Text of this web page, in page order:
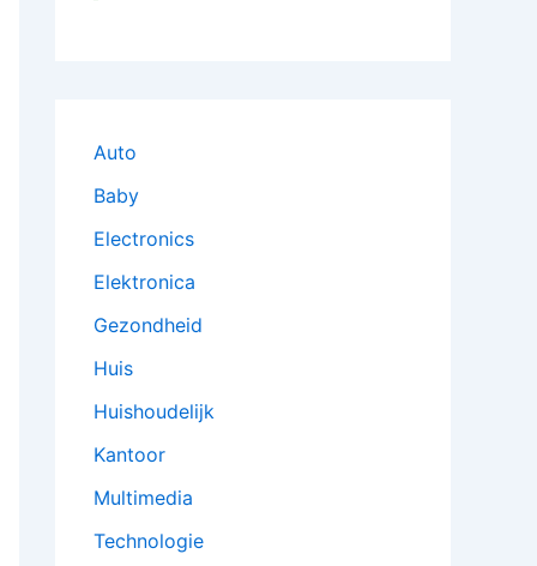
Auto
Baby
Electronics
Elektronica
Gezondheid
Huis
Huishoudelijk
Kantoor
Multimedia
Technologie